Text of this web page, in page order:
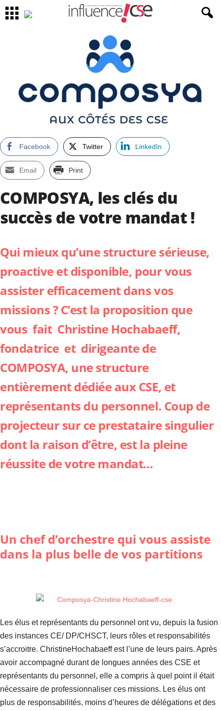
Facebook Twitter LinkedIn
Email Print
COMPOSYA, les clés du
succès de votre mandat !
Qui mieux qu’une structure sérieuse,
proactive et disponible, pour vous
assister efficacement dans vos
missions ? C’est la proposition que
vous fait Christine Hochabaeff,
fondatrice et dirigeante de
COMPOSYA, une structure
entièrement dédiée aux CSE, et
représentants du personnel. Coup de
projecteur sur ce prestataire singulier
dont la raison d’être, est la pleine
réussite de votre mandat…
Un chef d’orchestre qui vous assiste
dans la plus belle de vos partitions
Les élus et représentants du personnel ont vu, depuis la fusion
des instances CE/ DP/CHSCT, leurs rôles et responsabilités
s’accroitre. ChristineHochabaeff est l’une de leurs pairs. Après
avoir accompagné durant de longues années des CSE et
représentants du personnel, elle a compris à quel point il était
nécessaire de professionnaliser ces missions. Les élus ont
plus de responsabilités, moins d’heures de délégations et des